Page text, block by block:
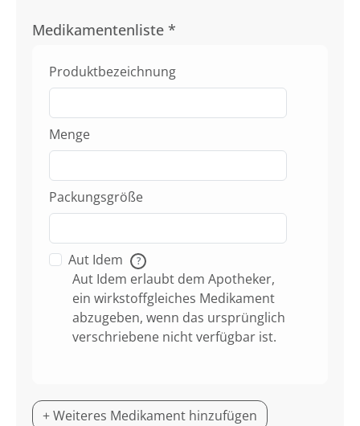
Medikamentenliste *
Produktbezeichnung
Menge
Packungsgröße
Aut Idem ?
Aut Idem erlaubt dem Apotheker,
ein wirkstoffgleiches Medikament
abzugeben, wenn das ursprünglich
verschriebene nicht verfügbar ist.
+ Weiteres Medikament hinzufügen